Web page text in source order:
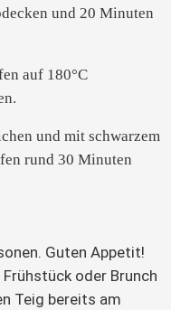
und 20 Minuten
auf 180°C
und mit schwarzem
rund 30 Minuten
Guten Appetit!
oder Brunch
Teig bereits am